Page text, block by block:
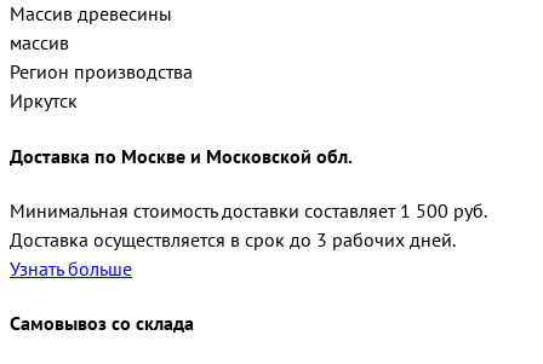
Массив древесины
массив
Регион производства
Иркутск
Доставка по Москве и Московской обл.
Минимальная стоимость доставки составляет 1 500 руб.
Доставка осуществляется в срок до 3 рабочих дней.
Узнать больше
Самовывоз со склада